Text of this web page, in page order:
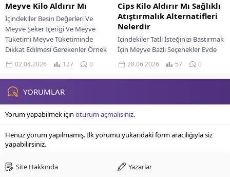
Meyve Kilo Aldırır Mı
İçindekiler Besin Değerleri Ve
Meyve Şeker İçeriği Ve Meyve
Tüketimi Meyve Tüketiminde
Dikkat Edilmesi Gerekenler Örnek
Bir Günlük Meyve Tüketim...
02.04.2026 127 0
Cips Kilo Aldırır Mı Sağlıklı
Atıştırmalık Alternatifleri
Nelerdir
İçindekiler Tatlı İsteğinizi Bastırmak
İçin Meyve Bazlı Seçenekler Evde
Hazırlayabileceğiniz Pratik
Atıştırmalıklar Sağlıklı
Atıştırmalıkları Günlük
28.06.2026 57 0
YORUMLAR
Yorum yapabilmek için oturum açmalısınız.
Henüz yorum yapılmamış. İlk yorumu yukarıdaki form aracılığıyla siz
yapabilirsiniz.
Site Hakkında Yazarlar